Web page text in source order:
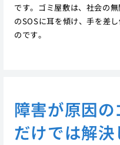
です。ゴミ屋敷は、社会の
のSOSに耳を傾け、手を差
のです。
障害が原因
だけでは解決